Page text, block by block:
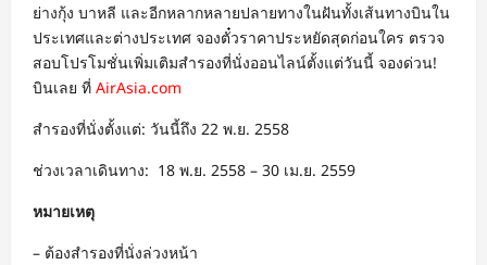
ย่างกุ้ง บาหลี และอีกหลากหลายปลายทางในฝันทั้งเส้นทางบินใน
ประเทศและต่างประเทศ จองตั๋วราคาประหยัดสุดก่อนใคร ตรวจ
สอบโปรโมชั่นเพิ่มเติมสำรองที่นั่งออนไลน์ตั้งแต่วันนี้ จองด่วน!
บินเลย ที่ AirAsia.com
สำรองที่นั่งตั้งแต่: วันนี้ถึง 22 พ.ย. 2558
ช่วงเวลาเดินทาง: 18 พ.ย. 2558 – 30 เม.ย. 2559
หมายเหตุ
– ต้องสำรองที่นั่งล่วงหน้า